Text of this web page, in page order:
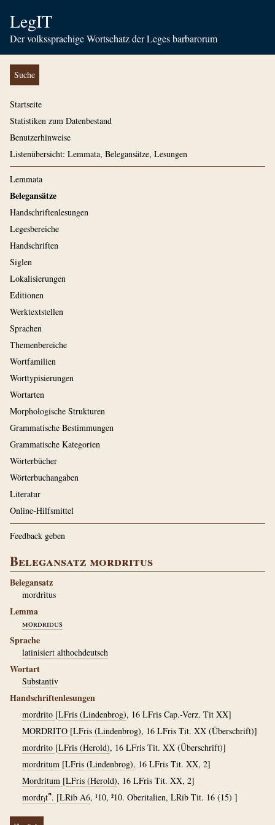
LegIT
Der volkssprachige Wortschatz der Leges barbarorum
Suche
Startseite
Statistiken zum Datenbestand
Benutzerhinweise
Listenübersicht: Lemmata, Belegansätze, Lesungen
Lemmata
Belegansätze
Handschriftenlesungen
Legesbereiche
Handschriften
Siglen
Lokalisierungen
Editionen
Werktextstellen
Sprachen
Themenbereiche
Wortfamilien
Worttypisierungen
Wortarten
Morphologische Strukturen
Grammatische Bestimmungen
Grammatische Kategorien
Wörterbücher
Wörterbuchangaben
Literatur
Online-Hilfsmittel
Feedback geben
Belegansatz mordritus
Belegansatz
mordritus
Lemma
mordridus
Sprache
latinisiert althochdeutsch
Wortart
Substantiv
Handschriftenlesungen
mordrito [LFris (Lindenbrog), 16 LFris Cap.-Verz. Tit XX]
MORDRITO [LFris (Lindenbrog), 16 LFris Tit. XX (Überschrift)]
mordrito [LFris (Herold), 16 LFris Tit. XX (Überschrift)]
mordritum [LFris (Lindenbrog), 16 LFris Tit. XX, 2]
Mordritum [LFris (Herold), 16 LFris Tit. XX, 2]
mordr₎t՞. [LRib A6, ¹10, ²10. Oberitalien, LRib Tit. 16 (15) ]